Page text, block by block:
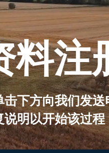
料注
击下方向我们发
说明以开始该过程